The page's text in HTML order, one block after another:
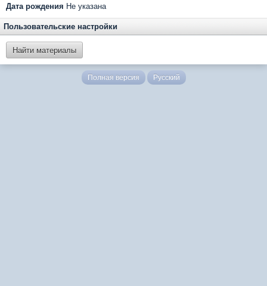
Дата рождения Не указана
Пользовательские настройки
Найти материалы
Полная версия Русский